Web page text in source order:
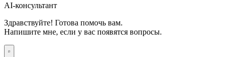
AI-консультант
Здравствуйте! Готова помочь вам.
Напишите мне, если у вас появятся вопросы.